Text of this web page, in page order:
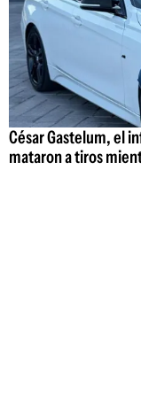
César Gastelum, el
mataron a tiros